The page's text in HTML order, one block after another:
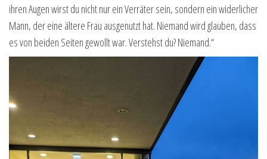
ihren Augen wirst du nicht nur ein Verräter sein, sondern ein widerlicher
Mann, der eine ältere Frau ausgenutzt hat. Niemand wird glauben, dass
es von beiden Seiten gewollt war. Verstehst du? Niemand.“